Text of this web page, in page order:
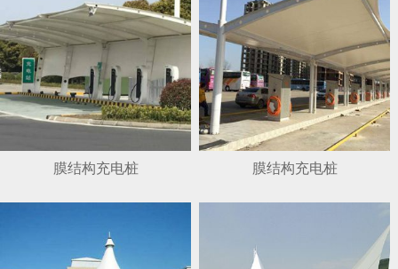
膜结构充电桩 膜结构充电桩